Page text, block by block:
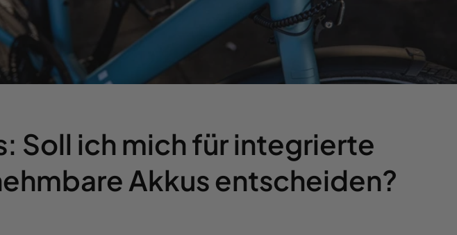
Soll ich mich für integrierte
Akkus entscheiden?